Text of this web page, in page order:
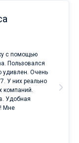
с помощью
Пользовался
удивлен. Очень
У них реально
компаний.
Удобная
Мне